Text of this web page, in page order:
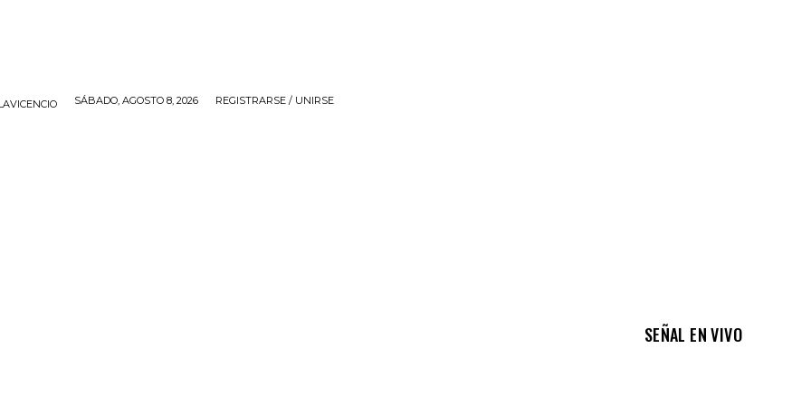
SÁBADO, AGOSTO 8, 2026 REGISTRARSE / UNIRSE
SEÑAL EN VIVO